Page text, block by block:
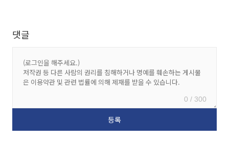
댓글
0 / 300